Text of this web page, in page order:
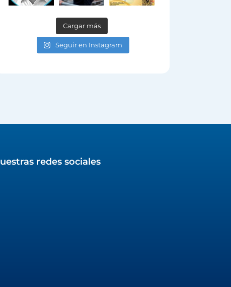
Cargar más
Seguir en Instagram
redes sociales